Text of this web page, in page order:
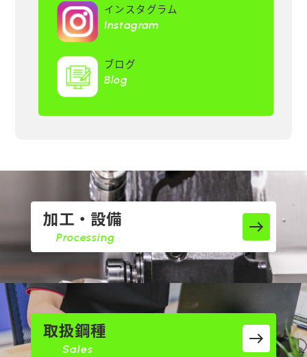
インスタグラム
Instagram
ブログ
Blog
加工・設備
Processing
east
取扱鋼種
Sales
east